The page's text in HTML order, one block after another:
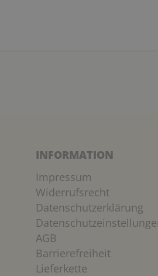
INFORMATION
Impressum
Widerrufsrecht
Datenschutzerklärung
AGB
Barrierefreiheit
Lieferkette